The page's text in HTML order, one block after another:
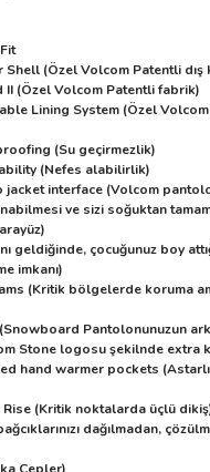
Shell (Özel Volcom Patentli dış
II (Özel Volcom Patentli fabrik)
Lining System (Özel
(Su geçirmezlik)
(Nefes alabilirlik)
jacket interface (Volcom
ve sizi soğuktan
geldiğinde, çocuğunuz boy
imkanı)
(Kritik bölgelerde koruma
Pantolonunuzun
Stone logosu şekilnde extra
hand warmer pockets (Astarlı,
(Kritik noktalarda üçlü
dağılmadan,